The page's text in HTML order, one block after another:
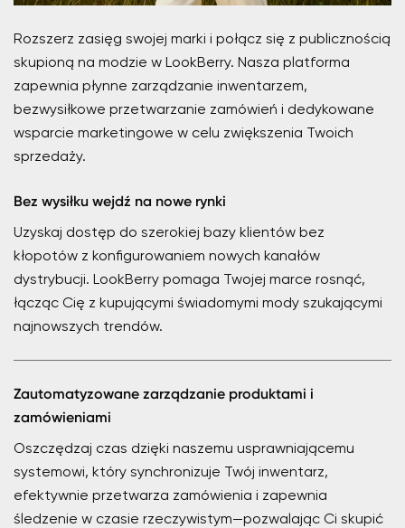
Rozszerz zasięg swojej marki i połącz się z publicznością
skupioną na modzie w LookBerry. Nasza platforma
zapewnia płynne zarządzanie inwentarzem,
bezwysiłkowe przetwarzanie zamówień i dedykowane
wsparcie marketingowe w celu zwiększenia Twoich
sprzedaży.
Bez wysiłku wejdź na nowe rynki
Uzyskaj dostęp do szerokiej bazy klientów bez
kłopotów z konfigurowaniem nowych kanałów
dystrybucji. LookBerry pomaga Twojej marce rosnąć,
łącząc Cię z kupującymi świadomymi mody szukającymi
najnowszych trendów.
Zautomatyzowane zarządzanie produktami i
zamówieniami
Oszczędzaj czas dzięki naszemu usprawniającemu
systemowi, który synchronizuje Twój inwentarz,
efektywnie przetwarza zamówienia i zapewnia
śledzenie w czasie rzeczywistym—pozwalając Ci skupić